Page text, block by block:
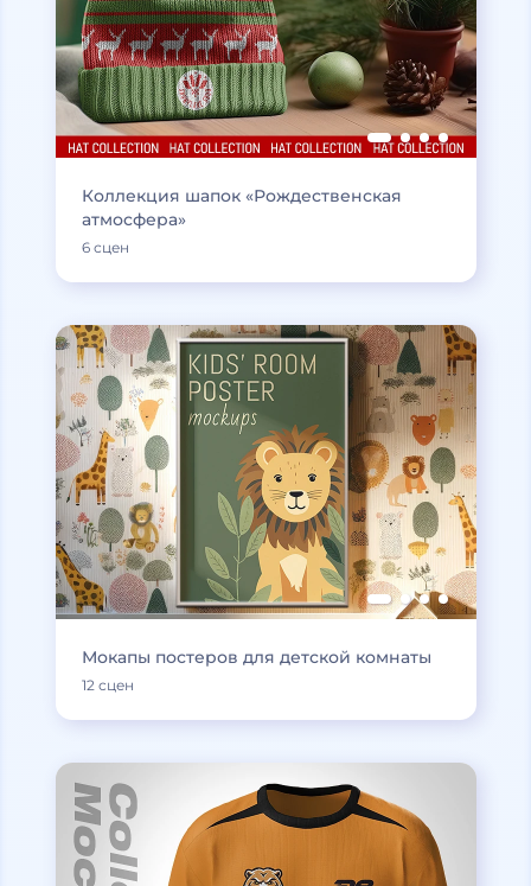
Коллекция шапок «Рождественская
атмосфера»
6 сцен
Мокапы постеров для детской комнаты
12 сцен